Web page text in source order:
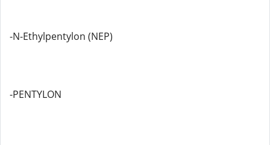
-N-Ethylpentylon (NEP)
-PENTYLON